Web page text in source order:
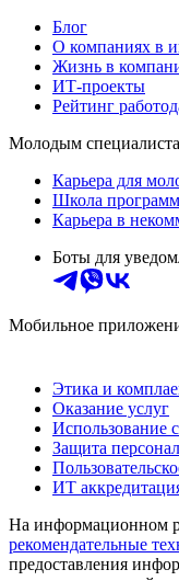
Блог
О компаниях в
Жизнь в
ИТ-проекты
Рейтинг
Молодым
Карьера для
Школа
Карьера в
Боты для
Мобильное
Этика и
Оказание услуг
Использование
Защита
ИТ
На информационном
рекомендательные
предоставления